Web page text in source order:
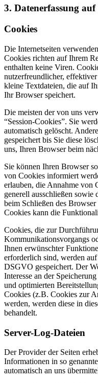
3. Datenerfassung auf
Cookies
Die Internetseiten
Cookies richten auf Ihrem
enthalten keine Viren.
nutzerfreundlicher,
kleine Textdateien, die auf
Ihr Browser speichert.
Die meisten der von uns
“Session-Cookies”. Sie
automatisch gelöscht.
gespeichert bis Sie diese
uns, Ihren Browser beim
Sie können Ihren Browser
von Cookies informiert
erlauben, die Annahme von
generell ausschließen sowie
beim Schließen des
Cookies kann die
Cookies, die zur
Kommunikationsvorgangs
Ihnen erwünschter
erforderlich sind, werden
DSGVO gespeichert. Der
Interesse an der
und optimierten
Cookies (z.B. Cookies zur
werden, werden diese in
behandelt.
Server-Log-Dateien
Der Provider der Seiten
Informationen in so
automatisch an uns